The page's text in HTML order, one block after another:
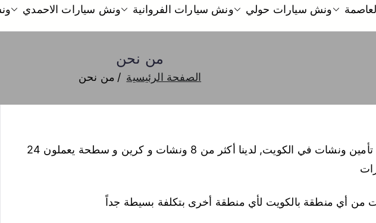
ونش الكويت
ونش سيارات و نقل و سحب ونش سيارات حولي ونش سيارات الفروانية ونش سيارات الاحمدي
من نحن
الصفحة الرئيسية من نحن
بكل فخر نحن أكبر شركة تأمين ونشات في الكويت, لدينا أكثر من 8 ونشات و كرين و سطحة يعملون 24
أي منطقة بالكويت لأي منطقة أخرى بتكلفة بسيطة جداً